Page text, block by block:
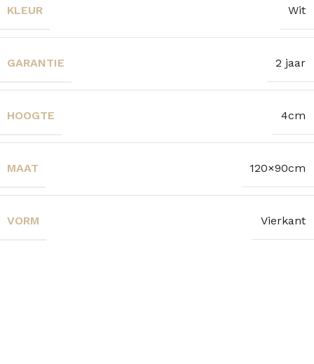
KLEUR Wit
GARANTIE 2 jaar
HOOGTE 4cm
MAAT 120×90cm
VORM Vierkant